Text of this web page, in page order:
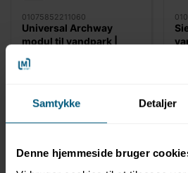
Samtykke Detaljer
Denne hjemmeside bruger
01075852211060
Universal Archway
modul til vandpark |